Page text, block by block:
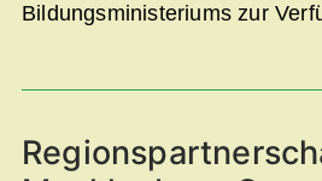
Bildungsministeriums zur